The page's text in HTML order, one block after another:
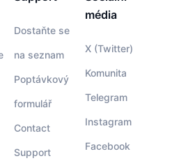
Dostaňte se
na seznam
Poptávkový
formulář
Contact
Support
média
X (Twitter)
Komunita
Telegram
Instagram
Facebook